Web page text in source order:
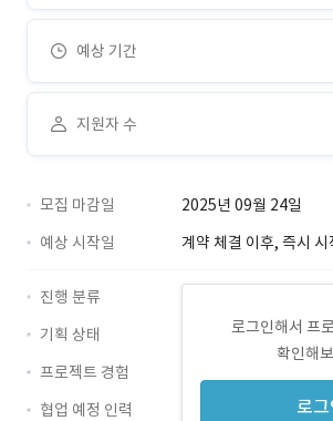
예상 기간
지원자 수
모집 마감일
2025년 09월 24일
예상 시작일
계약 체결 이후, 즉시 시
로그인해서 프
확인해
로그
진행 분류
기획 상태
프로젝트 경험
협업 예정 인력